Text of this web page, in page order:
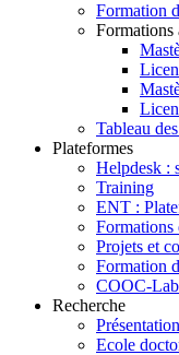
Formation
Formations
Tableau
Plateformes
Helpdesk :
Training
ENT :
Formations
Projets et
Formation
COOC-
Recherche
Présentation
Ecole